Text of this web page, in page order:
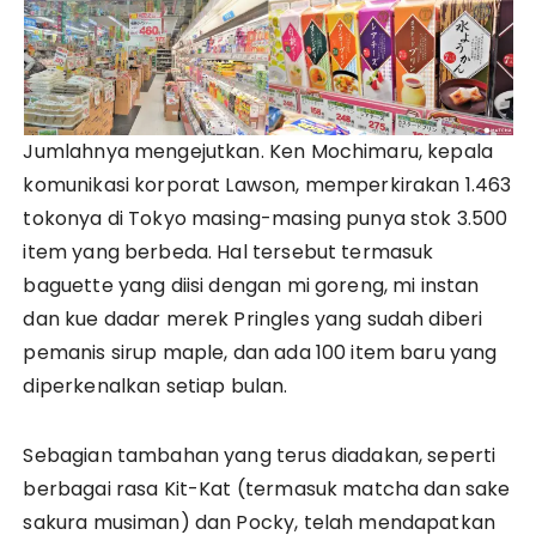
Jumlahnya mengejutkan. Ken Mochimaru, kepala
komunikasi korporat Lawson, memperkirakan 1.463
tokonya di Tokyo masing-masing punya stok 3.500
item yang berbeda. Hal tersebut termasuk
baguette yang diisi dengan mi goreng, mi instan
dan kue dadar merek Pringles yang sudah diberi
pemanis sirup maple, dan ada 100 item baru yang
diperkenalkan setiap bulan.
Sebagian tambahan yang terus diadakan, seperti
berbagai rasa Kit-Kat (termasuk matcha dan sake
sakura musiman) dan Pocky, telah mendapatkan